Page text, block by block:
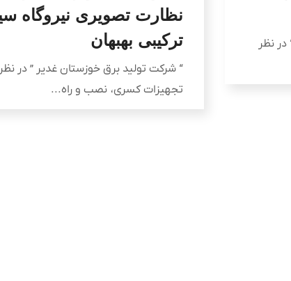
نظر
نظارت تصویری نیروگاه
ترکیبی بهبهان
“ شرکت تولید برق خوزستان غدیر ” در نظر
تجهیزات کسری، نصب و راه...